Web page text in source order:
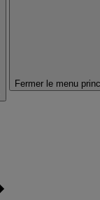
Fermer le menu